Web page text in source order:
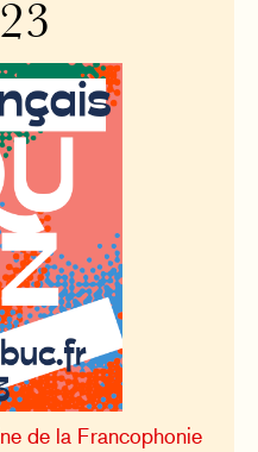
de la Francophonie